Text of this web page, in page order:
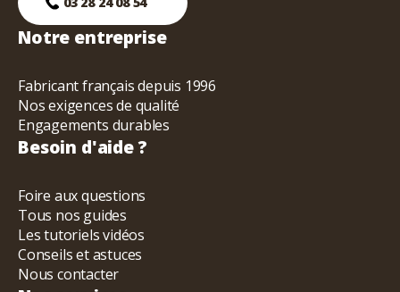
Notre entreprise
Fabricant français depuis 1996
Nos exigences de qualité
Engagements durables
Besoin d'aide ?
Foire aux questions
Tous nos guides
Les tutoriels vidéos
Conseils et astuces
Nous contacter